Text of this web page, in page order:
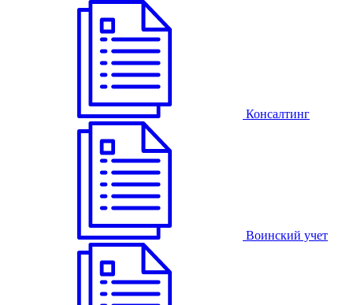
Консалтинг
Воинский учет